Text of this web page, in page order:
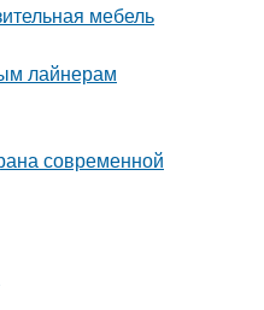
мебель
лайнерам
современной